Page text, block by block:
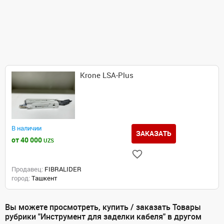
Krone LSA‑Plus
В наличии
от 40 000 UZS
ЗАКАЗАТЬ
Продавец: FIBRALIDER
город: Ташкент
Вы можете просмотреть, купить / заказать Товары
рубрики "Инструмент для заделки кабеля" в другом